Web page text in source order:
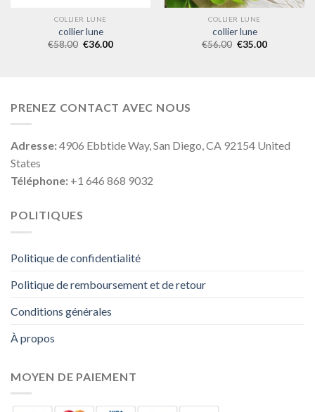
COLLIER LUNE
collier lune
€58.00 €36.00
COLLIER LUNE
collier lune
€56.00 €35.00
PRENEZ CONTACT AVEC NOUS
Adresse:4906 Ebbtide Way, San Diego, CA 92154 United
States
Téléphone: +1 646 868 9032
POLITIQUES
Politique de confidentialité
Politique de remboursement et de retour
Conditions générales
À propos
MOYEN DE PAIEMENT